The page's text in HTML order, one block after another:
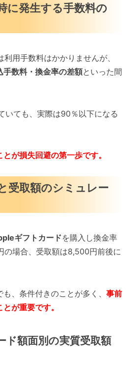
に発生する手数料の
用手数料はかかりませんが、
手数料・換金率の差額といった間
いても、実際は90％以下になる
が損失回避の第一歩です。
受取額のシミュレー
ギフトカードを購入し換金率
の場合、受取額は8,500円前後に
、条件付きのことが多く、 事前
が重要です。
額面別の実質受取額